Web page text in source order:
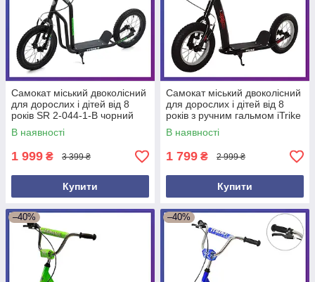
Самокат міський двоколісний
для дорослих і дітей від 8
років SR 2-044-1-B чорний
В наявності
1 999 ₴ 3 399 ₴
Купити
Самокат міський двоколісний
для дорослих і дітей від 8
років з ручним гальмом iTrike
SR 2-047-B Чорний
В наявності
1 799 ₴ 2 999 ₴
Купити
–40% –40%